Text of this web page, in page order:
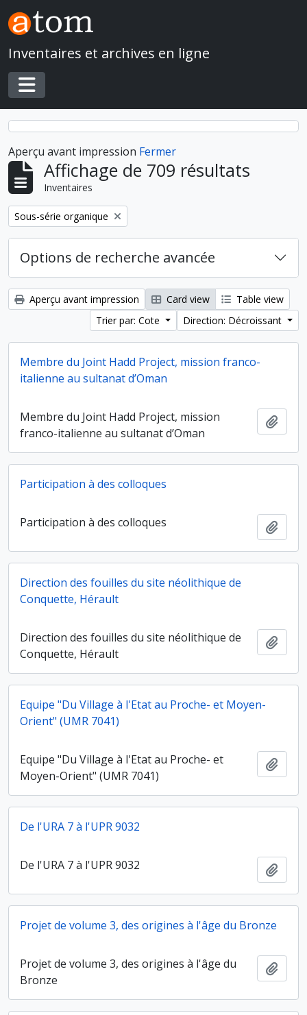
Skip to main content
Inventaires et archives en ligne
Toggle navigation
Aperçu avant impression Fermer
Affichage de 709 résultats
Inventaires
Remove filter:
Sous-série organique
Options de recherche avancée
Aperçu avant impression Card view
Table view
Trier par: Cote
Direction: Décroissant
Membre du Joint Hadd Project, mission franco-
italienne au sultanat d’Oman
Membre du Joint Hadd Project, mission
franco-italienne au sultanat d’Oman
Participation à des colloques
Participation à des colloques
Direction des fouilles du site néolithique de
Conquette, Hérault
Direction des fouilles du site néolithique de
Conquette, Hérault
Equipe "Du Village à l'Etat au Proche- et Moyen-
Orient" (UMR 7041)
Equipe "Du Village à l'Etat au Proche- et
Moyen-Orient" (UMR 7041)
De l'URA 7 à l'UPR 9032
De l'URA 7 à l'UPR 9032
Projet de volume 3, des origines à l'âge du Bronze
Projet de volume 3, des origines à l'âge du
Bronze